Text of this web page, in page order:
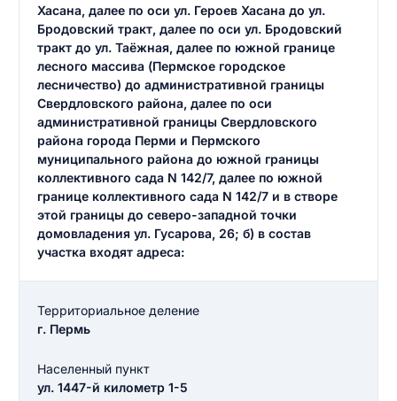
Хасана, далее по оси ул. Героев Хасана до ул.
Бродовский тракт, далее по оси ул. Бродовский
тракт до ул. Таёжная, далее по южной границе
лесного массива (Пермское городское
лесничество) до административной границы
Свердловского района, далее по оси
административной границы Свердловского
района города Перми и Пермского
муниципального района до южной границы
коллективного сада N 142/7, далее по южной
границе коллективного сада N 142/7 и в створе
этой границы до северо-западной точки
домовладения ул. Гусарова, 26; б) в состав
участка входят адреса:
Территориальное деление
г. Пермь
Населенный пункт
ул. 1447-й километр 1-5